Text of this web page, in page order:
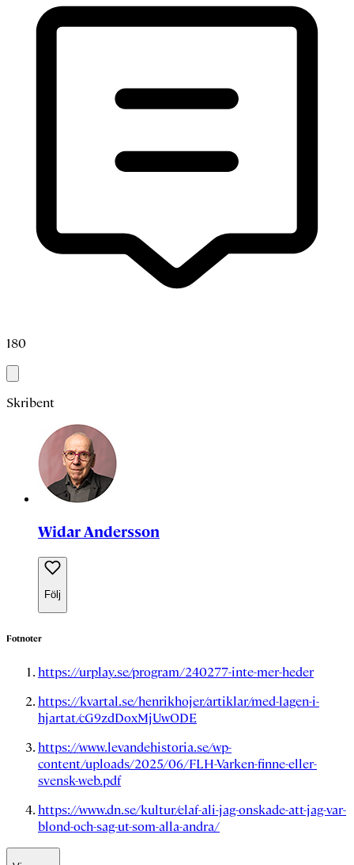
180
Skribent
Widar Andersson
Följ
Fotnoter
https://urplay.se/program/240277-inte-mer-heder
https://kvartal.se/henrikhojer/artiklar/med-lagen-i-
hjartat/cG9zdDoxMjUwODE
https://www.levandehistoria.se/wp-
content/uploads/2025/06/FLH-Varken-finne-eller-
svensk-web.pdf
https://www.dn.se/kultur/elaf-ali-jag-onskade-att-jag-var-
blond-och-sag-ut-som-alla-andra/